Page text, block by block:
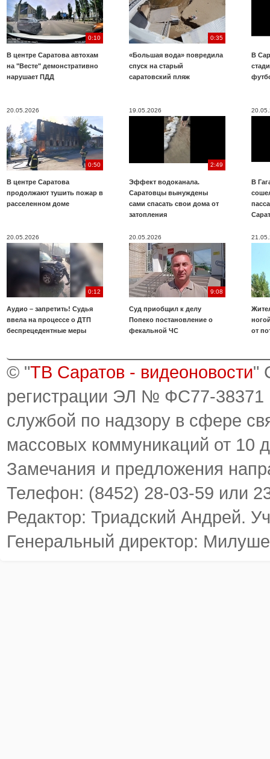
0:10
В центре Саратова автохам
на "Весте" демонстративно
нарушает ПДД
0:35
«Большая вода» повредила
спуск на старый
саратовский пляж
В
20.05.2026
0:50
В центре Саратова
продолжают тушить пожар в
расселенном доме
19.05.2026
2:49
Эффект водоканала.
Саратовцы вынуждены
сами спасать свои дома от
затопления
В
20.05.2026
0:12
Аудио – запретить! Судья
ввела на процессе о ДТП
беспрецедентные меры
20.05.2026
9:08
Суд приобщил к делу
Попеко постановление о
фекальной ЧС
от
© "ТВ Саратов - видеоновости"
регистрации ЭЛ № ФС77-38371
службой по надзору в сфере
массовых коммуникаций от 10
Замечания и предложения
Телефон: (8452) 28-03-59 или
Редактор: Триадский Андрей.
Генеральный директор: